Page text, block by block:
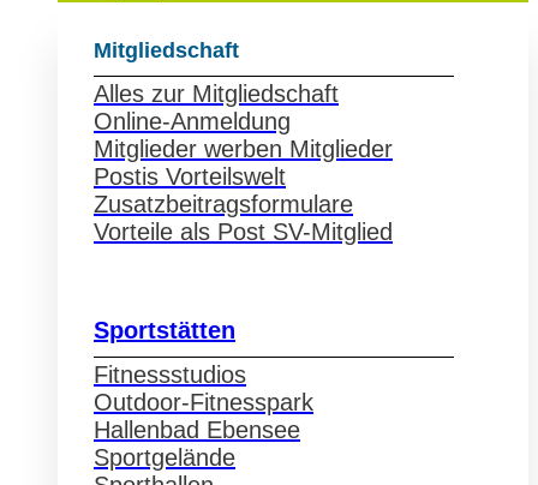
Mitgliedschaft
Alles zur Mitgliedschaft
Online-Anmeldung
Mitglieder werben Mitglieder
Postis Vorteilswelt
Zusatzbeitragsformulare
Vorteile als Post SV-Mitglied
Sportstätten
Fitnessstudios
Outdoor-Fitnesspark
Hallenbad Ebensee
Sportgelände